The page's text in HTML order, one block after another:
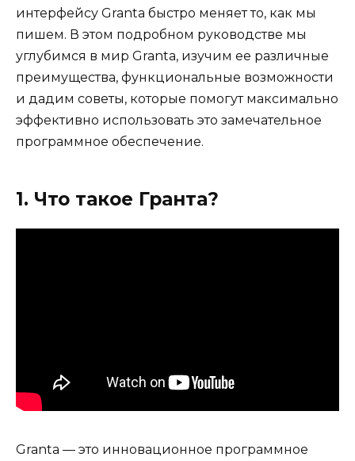
интерфейсу Granta быстро меняет то, как мы
пишем. В этом подробном руководстве мы
углубимся в мир Granta, изучим ее различные
преимущества, функциональные возможности
и дадим советы, которые помогут максимально
эффективно использовать это замечательное
программное обеспечение.
1. Что такое Гранта?
Granta — это инновационное программное